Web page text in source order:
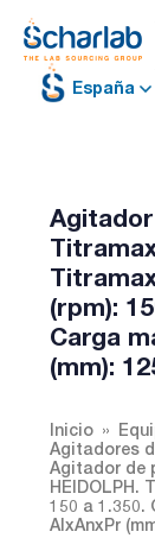
España
(rpm):
Carga
(mm):
Inicio
Agitadores
Agitador de
HEIDOLPH.
150 a 1.350.
AlxAnxPr